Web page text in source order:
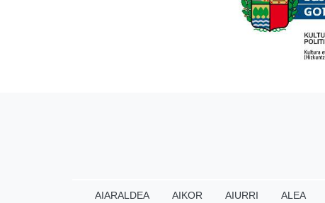
AIARALDEA AIKOR AIURRI ALEA